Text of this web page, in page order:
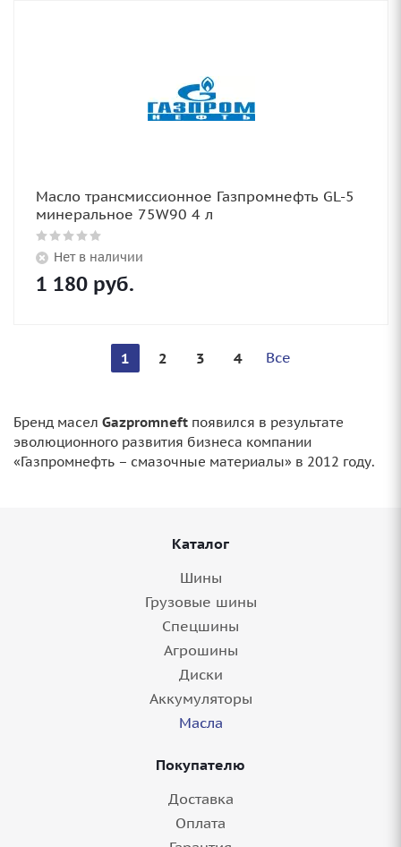
Масло трансмиссионное Газпромнефть GL-5
минеральное 75W90 4 л
Нет в наличии
1 180 руб.
1 2 3 4 Все
Бренд масел Gazpromneft появился в результате
эволюционного развития бизнеса компании
«Газпромнефть – смазочные материалы» в 2012 году.
Каталог
Шины
Грузовые шины
Спецшины
Агрошины
Диски
Аккумуляторы
Масла
Покупателю
Доставка
Оплата